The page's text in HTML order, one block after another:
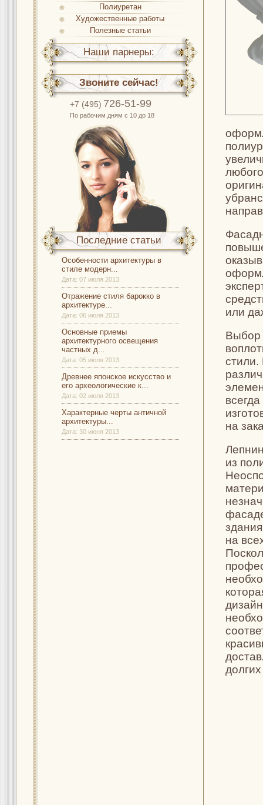
или
Выбор
стили.
на
из
на
долгих
Полиуретан
Художественные работы
Полезные статьи
Наши парнеры:
Звоните сейчас!
+7 (495) 726-51-99
По рабочим дням с 10 до 18
Последние статьи
Особенности архитектуры в
стиле модерн...
Дата: 07 июля 2013
Отражение стиля барокко в
архитектуре...
Дата: 06 июля 2013
Основные приемы
архитектурного освещения
частных д...
Дата: 05 июля 2013
Древнее японское искусство и
его археологические к...
Дата: 02 июля 2013
Характерные черты античной
архитектуры...
Дата: 30 июня 2013